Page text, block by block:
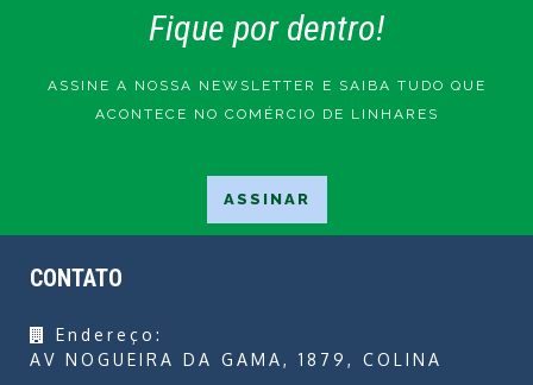
Fique por dentro!
ASSINE A NOSSA NEWSLETTER E SAIBA TUDO QUE
ACONTECE NO COMÉRCIO DE LINHARES
CONTATO
Endereço:
AV NOGUEIRA DA GAMA, 1879, COLINA